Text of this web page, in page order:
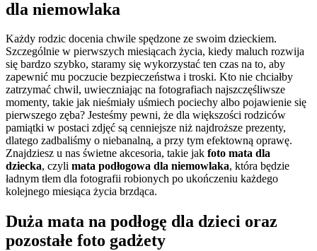
dla niemowlaka
Każdy rodzic docenia chwile spędzone ze swoim dzieckiem.
Szczególnie w pierwszych miesiącach życia, kiedy maluch rozwija
się bardzo szybko, staramy się wykorzystać ten czas na to, aby
zapewnić mu poczucie bezpieczeństwa i troski. Kto nie chciałby
zatrzymać chwil, uwieczniając na fotografiach najszczęśliwsze
momenty, takie jak nieśmiały uśmiech pociechy albo pojawienie się
pierwszego zęba? Jesteśmy pewni, że dla większości rodziców
pamiątki w postaci zdjęć są cenniejsze niż najdroższe prezenty,
dlatego zadbaliśmy o niebanalną, a przy tym efektowną oprawę.
Znajdziesz u nas świetne akcesoria, takie jak foto mata dla
dziecka, czyli mata podłogowa dla niemowlaka, która będzie
ładnym tłem dla fotografii robionych po ukończeniu każdego
kolejnego miesiąca życia brzdąca.
Duża mata na podłogę dla dzieci oraz
pozostałe foto gadżety